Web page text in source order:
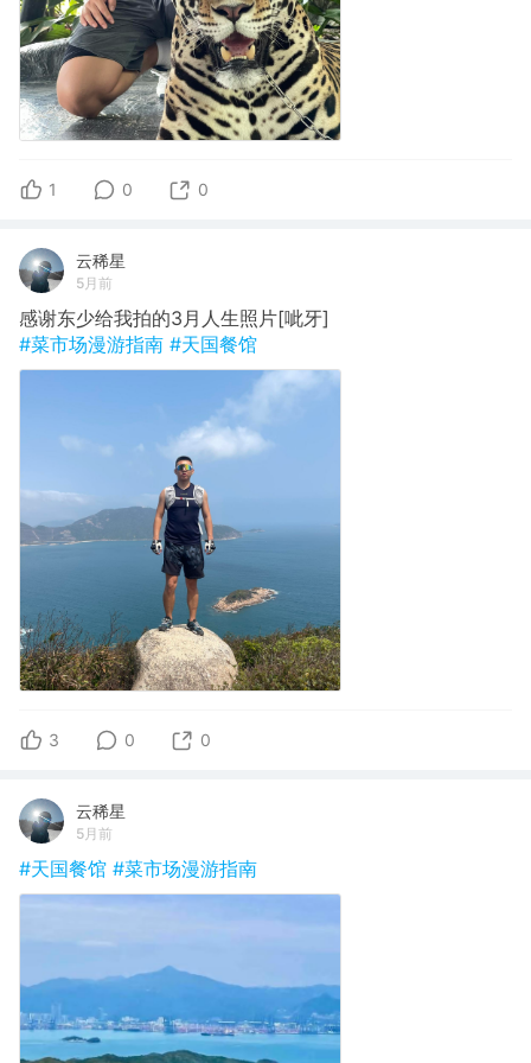
1 0 0
云稀星
5月前
感谢东少给我拍的3月人生照片[呲牙]
#菜市场漫游指南 #天国餐馆
3 0 0
云稀星
5月前
#天国餐馆 #菜市场漫游指南